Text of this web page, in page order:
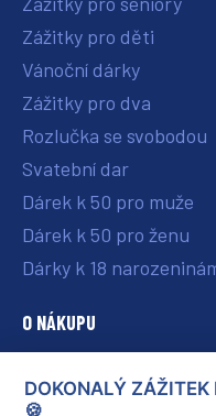
Zážitky pro děti
Vánoční dárky
Zážitky pro dva
Rozlučka se svobodou
Svatební dar
Dárek k 50 pro muže
Dárek k 50 pro ženu
Dárky k 18
O NÁKUPU
O nás
Vše o nákupu
DOKONALÝ ZÁŽITEK
🍪